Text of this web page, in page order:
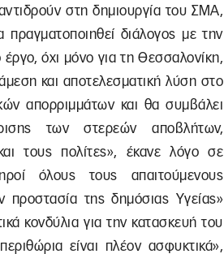
στη δημιουργία του ΣΜΑ,
διάλογος με την
έργο, όχι μόνο για τη Θεσσαλονίκη,
και αποτελεσματική λύση στο
απορριμμάτων και θα συμβάλει
των στερεών αποβλήτων,
τους πολίτες», έκανε λόγο σε
όλους τους απαιτούμενους
προστασία της δημόσιας Υγείας»
κονδύλια για την κατασκευή του
είναι πλέον ασφυκτικά»,